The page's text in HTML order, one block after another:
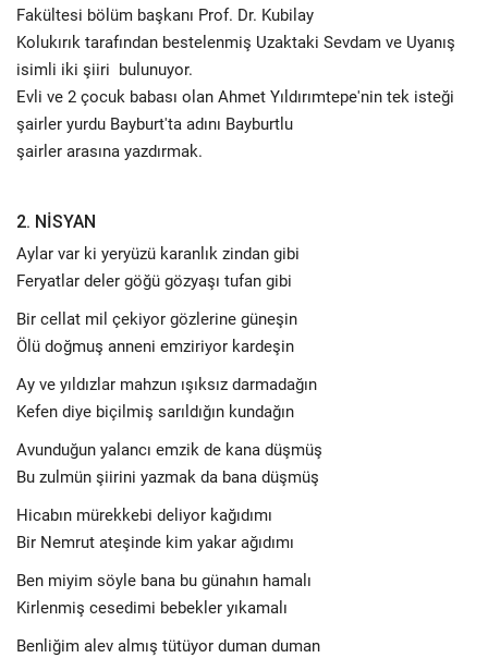
Fakültesi bölüm başkanı Prof. Dr. Kubilay
Kolukırık tarafından bestelenmiş Uzaktaki Sevdam ve Uyanış
isimli iki şiiri bulunuyor.
Evli ve 2 çocuk babası olan Ahmet Yıldırımtepe'nin tek isteği
şairler yurdu Bayburt'ta adını Bayburtlu
şairler arasına yazdırmak.
2. NİSYAN
Aylar var ki yeryüzü karanlık zindan gibi
Feryatlar deler göğü gözyaşı tufan gibi
Bir cellat mil çekiyor gözlerine güneşin
Ölü doğmuş anneni emziriyor kardeşin
Ay ve yıldızlar mahzun ışıksız darmadağın
Kefen diye biçilmiş sarıldığın kundağın
Avunduğun yalancı emzik de kana düşmüş
Bu zulmün şiirini yazmak da bana düşmüş
Hicabın mürekkebi deliyor kağıdımı
Bir Nemrut ateşinde kim yakar ağıdımı
Ben miyim söyle bana bu günahın hamalı
Kirlenmiş cesedimi bebekler yıkamalı
Benliğim alev almış tütüyor duman duman